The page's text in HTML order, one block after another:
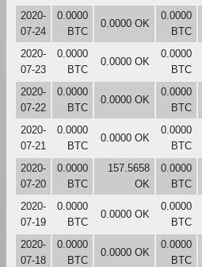
2020-
07-24
0.0000
BTC
0.0000 OK
0.0000
BTC
2020-
07-23
0.0000
BTC
0.0000 OK
0.0000
BTC
2020-
07-22
0.0000
BTC
0.0000 OK
0.0000
BTC
2020-
07-21
0.0000
BTC
0.0000 OK
0.0000
BTC
2020-
07-20
0.0000
BTC
157.5658
OK
0.0000
BTC
2020-
07-19
0.0000
BTC
0.0000 OK
0.0000
BTC
2020-
07-18
0.0000
BTC
0.0000 OK
0.0000
BTC